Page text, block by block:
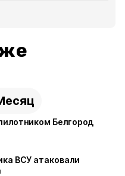
Белгород
ВСУ атаковали